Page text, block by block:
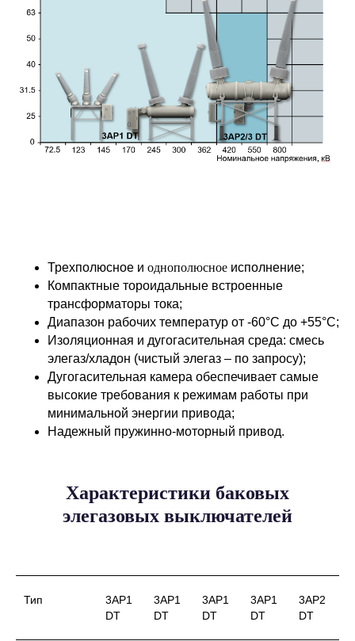
Трехполюсное и однополюсное исполнение;
Компактные тороидальные встроенные
трансформаторы тока;
Диапазон рабочих температур от -60°C до +55°C;
Изоляционная и дугогасительная среда: смесь
элегаз/хладон (чистый элегаз – по запросу);
Дугогасительная камера обеспечивает самые
высокие требования к режимам работы при
минимальной энергии привода;
Надежный пружинно-моторный привод.
Характеристики баковых
элегазовых выключателей
Тип
3AP1
DT
3AP1
DT
3AP1
DT
3AP1
DT
3AP2
DT